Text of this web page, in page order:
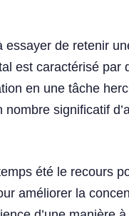
de retenir
est caractérisé par
en une tâche
significatif
été le recours
améliorer la